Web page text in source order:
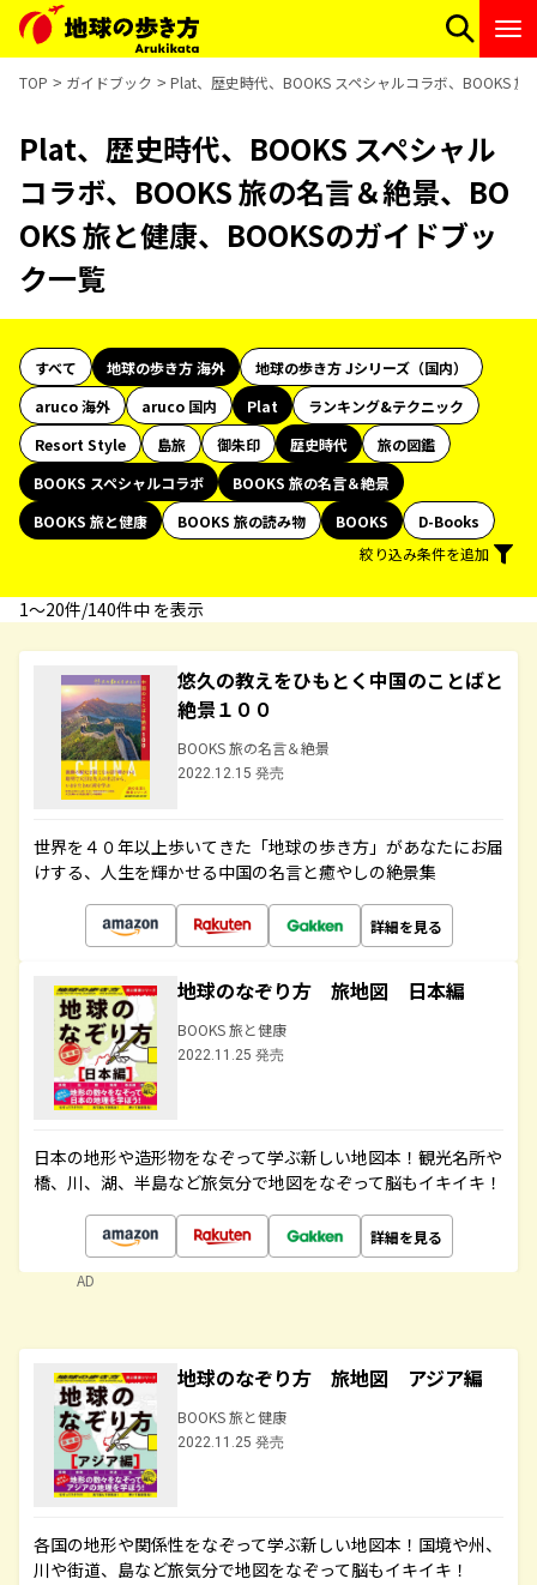
TOP ガイドブック Plat、歴史時代、BOOKS スペシャルコラボ、BOOKS
Plat、歴史時代、BOOKS スペシャル
コラボ、BOOKS 旅の名言＆絶景、BO
OKS 旅と健康、BOOKSのガイドブッ
ク一覧
すべて 地球の歩き方 海外
地球の歩き方 Jシリーズ（国内）
aruco 海外
aruco 国内 Plat
ランキング&テクニック
Resort Style
島旅 御朱印 歴史時代
旅の図鑑
BOOKS スペシャルコラボ
BOOKS 旅の名言＆絶景
BOOKS 旅と健康
BOOKS 旅の読み物 BOOKS
D-Books
絞り込み条件を追加
1〜20件/140件中 を表示
悠久の教えをひもとく中国のことばと
絶景１００
BOOKS 旅の名言＆絶景
2022.12.15 発売
世界を４０年以上歩いてきた「地球の歩き方」があなたにお届
けする、人生を輝かせる中国の名言と癒やしの絶景集
詳細を見る
地球のなぞり方 旅地図 日本編
BOOKS 旅と健康
2022.11.25 発売
日本の地形や造形物をなぞって学ぶ新しい地図本！観光名所や
橋、川、湖、半島など旅気分で地図をなぞって脳もイキイキ！
詳細を見る
AD
地球のなぞり方 旅地図 アジア編
BOOKS 旅と健康
2022.11.25 発売
各国の地形や関係性をなぞって学ぶ新しい地図本！国境や州、
川や街道、島など旅気分で地図をなぞって脳もイキイキ！